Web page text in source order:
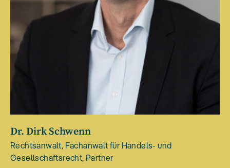
Dr. Dirk Schwenn
Rechtsanwalt, Fachanwalt für Handels- und
Gesellschaftsrecht, Partner